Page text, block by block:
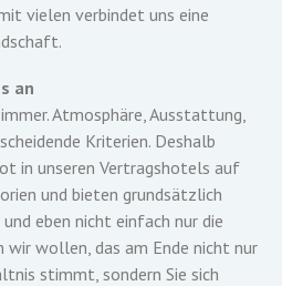
vielen verbindet uns eine
an
Atmosphäre, Ausstattung,
Kriterien. Deshalb
in unseren Vertragshotels auf
und bieten grundsätzlich
eben nicht einfach nur die
wir wollen, das am Ende nicht nur
stimmt, sondern Sie sich